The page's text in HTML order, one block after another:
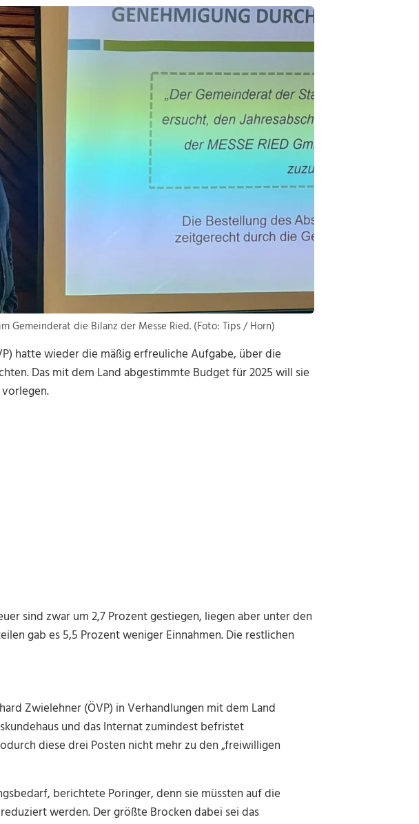
Gemeinderat die Bilanz der Messe Ried. (Foto: Tips / Horn)
hatte wieder die mäßig erfreuliche Aufgabe, über die
Das mit dem Land abgestimmte Budget für 2025 will sie
sind zwar um 2,7 Prozent gestiegen, liegen aber unter den
gab es 5,5 Prozent weniger Einnahmen. Die restlichen
Zwielehner (ÖVP) in Verhandlungen mit dem Land
und das Internat zumindest befristet
diese drei Posten nicht mehr zu den „freiwilligen
berichtete Poringer, denn sie müssten auf die
werden. Der größte Brocken dabei sei das